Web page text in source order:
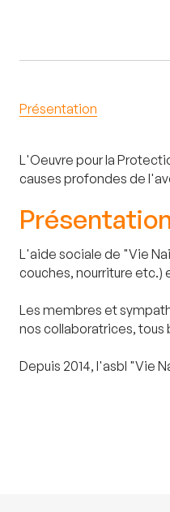
Présentation
L'Oeuvre pour la
causes profondes de
L'aide sociale de "Vie
couches, nourriture etc.)
Les membres et
nos collaboratrices,
Depuis 2014, l'asbl "Vie